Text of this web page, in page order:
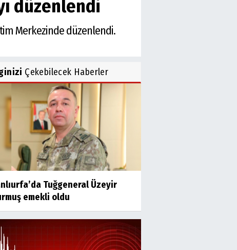
düzenlendi
Merkezinde düzenlendi.
Çekebilecek Haberler
Tuğgeneral Üzeyir
emekli oldu